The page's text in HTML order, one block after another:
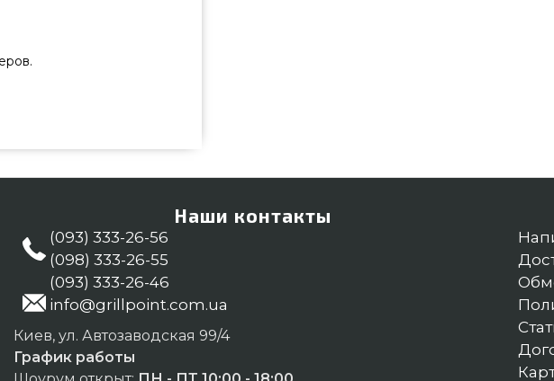
покупайте также Вазоны и
прямо сейчас нашим
Наши контакты
(093) 333-26-56
(098) 333-26-55
(093) 333-26-46
info@grillpoint.com.ua
Киев, ул. Автозаводская 99/4
График работы